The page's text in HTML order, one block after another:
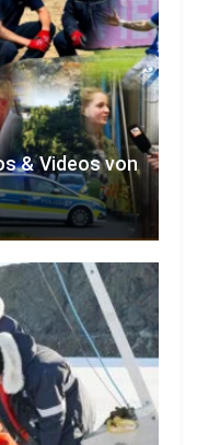
& Videos von